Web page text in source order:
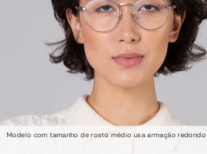
Modelo com tamanho de rosto médio usa armação